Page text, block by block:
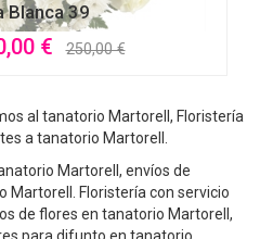
Blanca 39
€ 250,00 €
al tanatorio Martorell, Floristería
a tanatorio Martorell.
Martorell, envíos de
Floristería con servicio
de flores en tanatorio Martorell,